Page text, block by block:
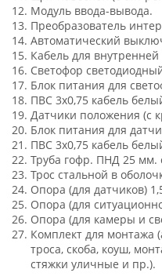
Модуль ввода-вывода.
Преобразователь
Автоматический
Кабель для внутренней
Светофор
Блок питания для
ПВС 3х0,75 кабель
Датчики положения (с
Блок питания для
ПВС 3х0,75 кабель
Труба гофр. ПНД 25 мм.
Трос стальной в
Опора (для датчиков)
Опора (для
Опора (для камеры и
Комплект для монтажа
троса, скоба, коуш,
стяжки уличные и пр.).